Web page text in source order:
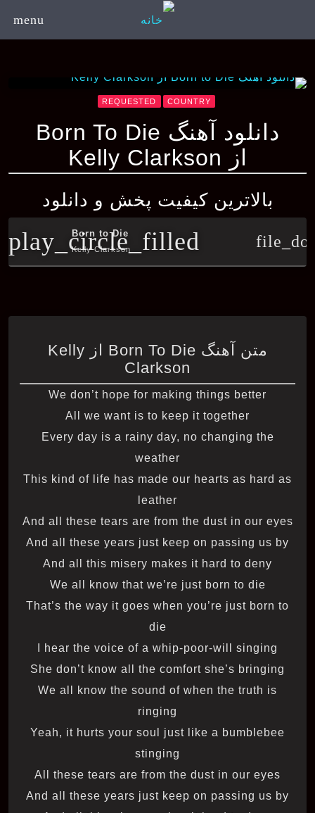
menu
COUNTRY
REQUESTED
دانلود آهنگ Born To Die
از Kelly Clarkson
بالاترین کیفیت پخش و دانلود
play_circle_filled
Born to Die
Kelly Clarkson
متن آهنگ Born To Die از Kelly
Clarkson
We don’t hope for making things better
All we want is to keep it together
Every day is a rainy day, no changing the
weather
This kind of life has made our hearts as hard as
leather
And all these tears are from the dust in our eyes
And all these years just keep on passing us by
And all this misery makes it hard to deny
We all know that we’re just born to die
That’s the way it goes when you’re just born to
die
I hear the voice of a whip-poor-will singing
She don’t know all the comfort she’s bringing
We all know the sound of when the truth is
ringing
Yeah, it hurts your soul just like a bumblebee
stinging
All these tears are from the dust in our eyes
And all these years just keep on passing us by